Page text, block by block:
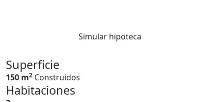
Simular hipoteca
Superficie
150 m2 Construidos
Habitaciones